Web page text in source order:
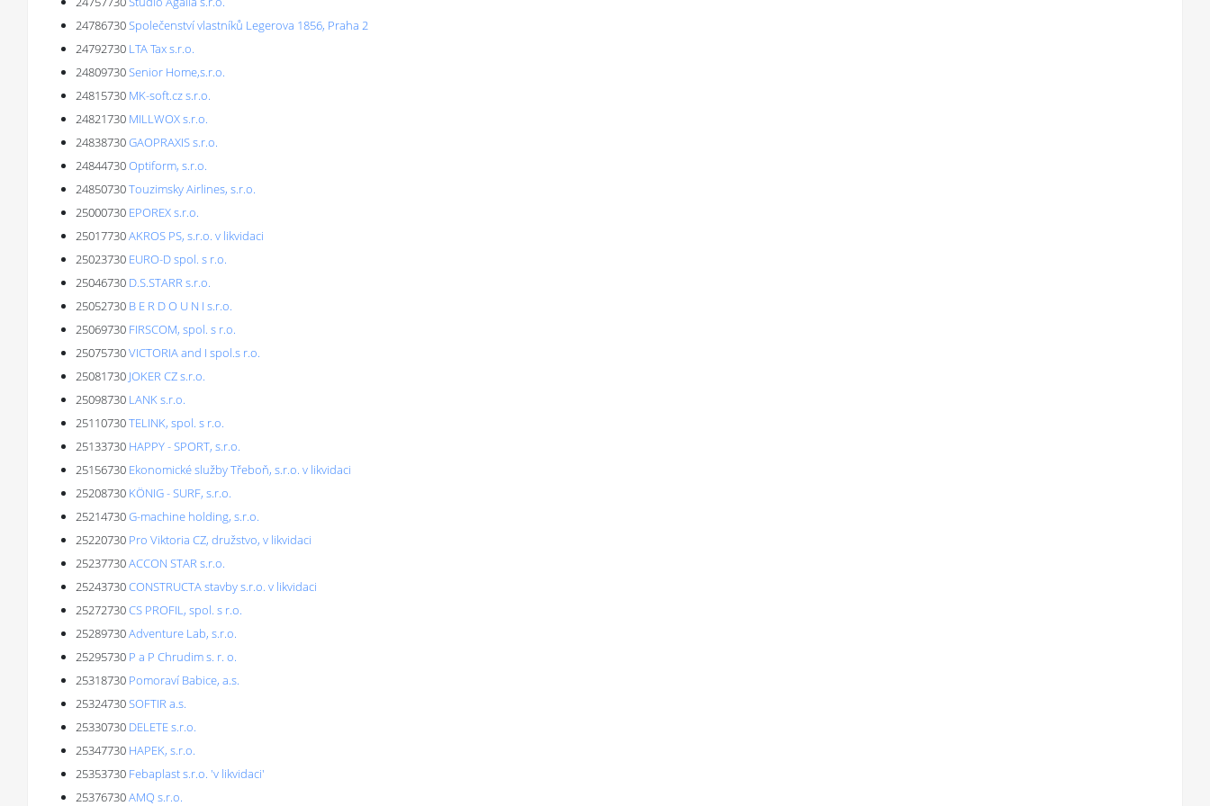
24786730Společenství vlastníků Legerova 1856, Praha 2
24792730 LTA Tax s.r.o.
24809730Senior Home,s.r.o.
24815730 MK-soft.cz s.r.o.
24821730 MILLWOX s.r.o.
24838730GAOPRAXIS s.r.o.
24844730Optiform, s.r.o.
24850730Touzimsky Airlines, s.r.o.
25000730 EPOREX s.r.o.
25017730AKROS PS, s.r.o. v likvidaci
25023730 EURO-D spol. s r.o.
25046730 D.S.STARR s.r.o.
25052730 B E R D O U N I s.r.o.
25069730 FIRSCOM, spol. s r.o.
25075730VICTORIA and I spol.s r.o.
25081730 JOKER CZ s.r.o.
25098730 LANK s.r.o.
25110730TELINK, spol. s r.o.
25133730 HAPPY - SPORT, s.r.o.
25156730 Ekonomické služby Třeboň, s.r.o. v likvidaci
25208730 KÖNIG - SURF, s.r.o.
25214730G-machine holding, s.r.o.
25220730 Pro Viktoria CZ, družstvo, v likvidaci
25237730ACCON STAR s.r.o.
25243730CONSTRUCTA stavby s.r.o. v likvidaci
25272730CS PROFIL, spol. s r.o.
25289730Adventure Lab, s.r.o.
25295730 P a P Chrudim s. r. o.
25318730 Pomoraví Babice, a.s.
25324730SOFTIR a.s.
25330730 DELETE s.r.o.
25347730 HAPEK, s.r.o.
25353730 Febaplast s.r.o. 'v likvidaci'
25376730AMQ s.r.o.